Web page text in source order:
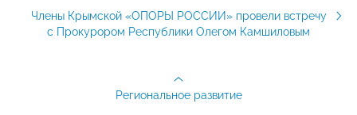
Члены Крымской «ОПОРЫ РОССИИ» провели встречу
с Прокурором Республики Олегом Камшиловым
Региональное развитие